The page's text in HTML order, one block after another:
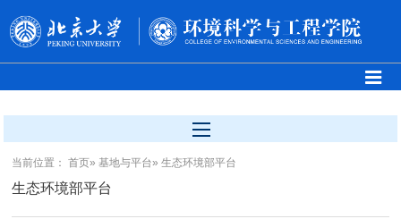
当前位置：首页»基地与平台» 生态环境部平台
生态环境部平台